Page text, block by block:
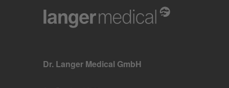
Dr. Langer Medical GmbH